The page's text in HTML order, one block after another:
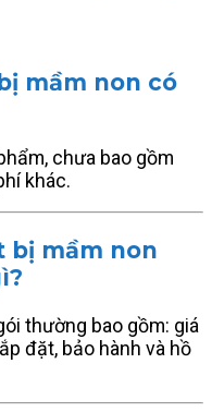
mầm non có
chưa bao gồm
khác.
bị mầm non
thường bao gồm: giá
đặt, bảo hành và hồ